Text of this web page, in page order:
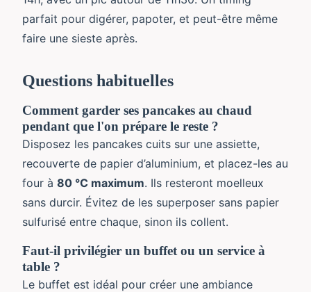
parfait pour digérer, papoter, et peut-être même
faire une sieste après.
Questions habituelles
Comment garder ses pancakes au chaud
pendant que l'on prépare le reste ?
Disposez les pancakes cuits sur une assiette,
recouverte de papier d’aluminium, et placez-les au
four à 80 °C maximum. Ils resteront moelleux
sans durcir. Évitez de les superposer sans papier
sulfurisé entre chaque, sinon ils collent.
Faut-il privilégier un buffet ou un service à
table ?
Le buffet est idéal pour créer une ambiance